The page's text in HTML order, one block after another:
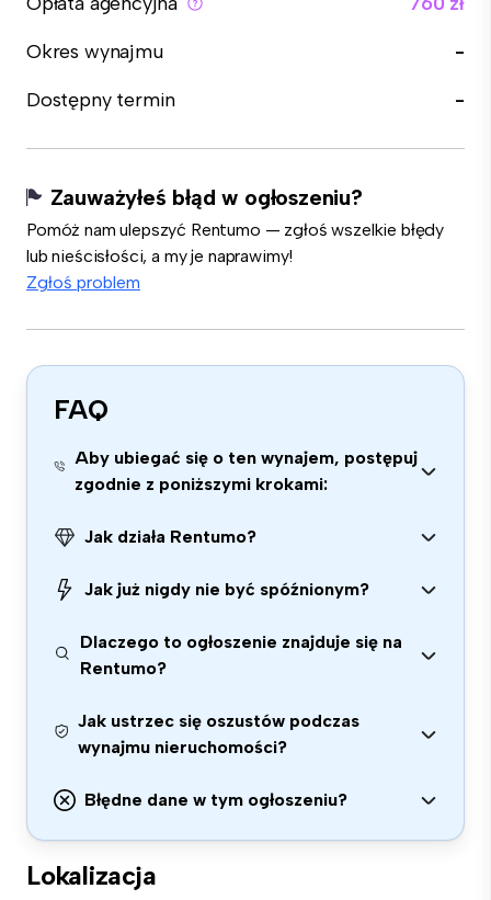
Okres wynajmu
-
Dostępny termin
-
Zauważyłeś błąd w ogłoszeniu?
Pomóż nam ulepszyć Rentumo — zgłoś wszelkie błędy
lub nieścisłości, a my je naprawimy!
Zgłoś problem
FAQ
Aby ubiegać się o ten wynajem, postępuj
zgodnie z poniższymi krokami:
Jak działa Rentumo?
Jak już nigdy nie być spóźnionym?
Dlaczego to ogłoszenie znajduje się na
Rentumo?
Jak ustrzec się oszustów podczas
wynajmu nieruchomości?
Błędne dane w tym ogłoszeniu?
Lokalizacja